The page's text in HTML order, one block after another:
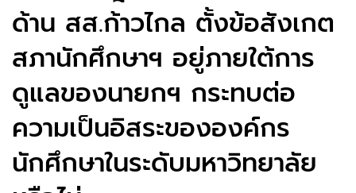
ด้าน สส.ก้าวไกล ตั้งข้อสังเกต
สภานักศึกษาฯ อยู่ภายใต้การ
ดูแลของนายกฯ กระทบต่อ
ความเป็นอิสระขององค์กร
นักศึกษาในระดับมหาวิทยาลัย